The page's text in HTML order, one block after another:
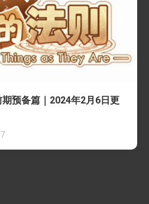
预备篇｜2024年2月6日更
7